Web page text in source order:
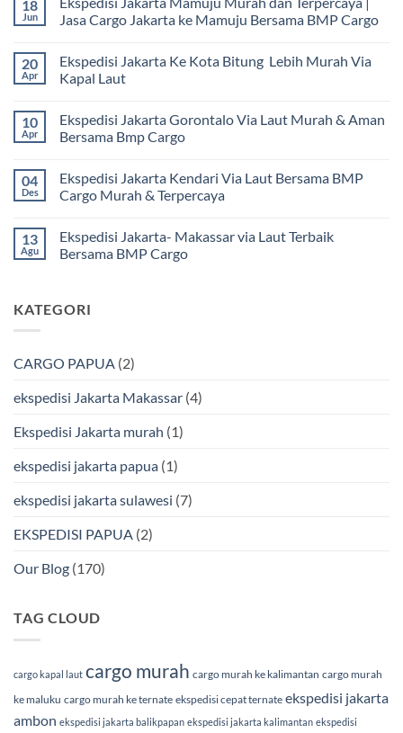
18
Jun
Jasa Cargo Jakarta ke Mamuju Bersama BMP Cargo
komentar
pada
Ekspedisi
Murah
dan
Terpercaya
Cargo
Jakarta
ke
BMP
Cargo
20
Apr
Ekspedisi Jakarta Ke Kota Bitung Lebih Murah Via
Kapal Laut
komentar
pada
Ekspedisi
Kota
Bitung
Lebih
Kapal
Laut
10
Apr
Ekspedisi Jakarta Gorontalo Via Laut Murah & Aman
Bersama Bmp Cargo
komentar
pada
Ekspedisi
Via
Laut
Murah
Bmp
Cargo
04
Des
Ekspedisi Jakarta Kendari Via Laut Bersama BMP
Cargo Murah & Terpercaya
komentar
pada
Ekspedisi
Laut
Bersama
&
13
Agu
Ekspedisi Jakarta- Makassar via Laut Terbaik
Bersama BMP Cargo
pada
Ekspedisi
Laut
BMP
KATEGORI
CARGO PAPUA (2)
ekspedisi Jakarta Makassar (4)
Ekspedisi Jakarta murah (1)
ekspedisi jakarta papua (1)
ekspedisi jakarta sulawesi (7)
EKSPEDISI PAPUA (2)
Our Blog (170)
TAG CLOUD
cargo kapal laut cargo murah cargo murah ke kalimantan cargo murah
ke maluku cargo murah ke ternate ekspedisi cepat ternate ekspedisi jakarta
ambon ekspedisi jakarta balikpapan ekspedisi jakarta kalimantan ekspedisi